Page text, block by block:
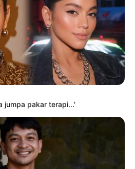
jumpa pakar psikiatri,
sesi kaunseling – Bella
2026
Nurhaliza sebak, Noraniza
‘seram’ duet Hati Kama
takut bekerjasama dengan
saya pun pendosa’
2026